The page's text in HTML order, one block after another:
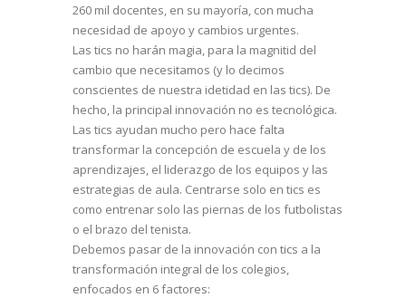
260 mil docentes, en su mayoría, con mucha
necesidad de apoyo y cambios urgentes.
Las tics no harán magia, para la magnitid del
cambio que necesitamos (y lo decimos
conscientes de nuestra idetidad en las tics). De
hecho, la principal innovación no es tecnológica.
Las tics ayudan mucho pero hace falta
transformar la concepción de escuela y de los
aprendizajes, el liderazgo de los equipos y las
estrategias de aula. Centrarse solo en tics es
como entrenar solo las piernas de los futbolistas
o el brazo del tenista.
Debemos pasar de la innovación con tics a la
transformación integral de los colegios,
enfocados en 6 factores: